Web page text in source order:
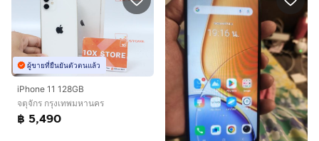
ผู้ขายที่ยืนยันตัวตนแล้ว
iPhone 11 128GB
จตุจักร กรุงเทพมหานคร
฿ 5,490